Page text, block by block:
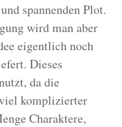
spannenden Plot.
wird man aber
eigentlich noch
Dieses
da die
komplizierter
Charaktere,